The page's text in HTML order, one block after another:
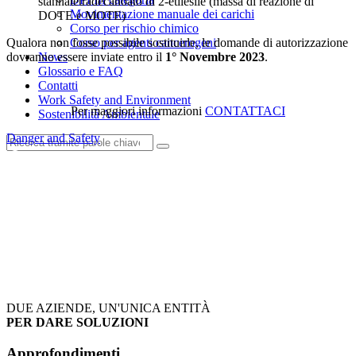
Movimentazione manuale dei carichi
Corso per rischio chimico
Corso per agenti cancerogeni
News
Glossario e FAQ
Contatti
Work Safety and Environment
Sostenibilità Ambientale
DOTE e MOTE)
Qualora non fosse possibile sostituirle, le domande di autorizzazione
dovranno essere inviate entro il 1° Novembre 2023.
Per maggiori informazioni CONTATTACI
Author
Danger and Safety
DUE AZIENDE, UN'UNICA ENTITÀ
PER DARE SOLUZIONI